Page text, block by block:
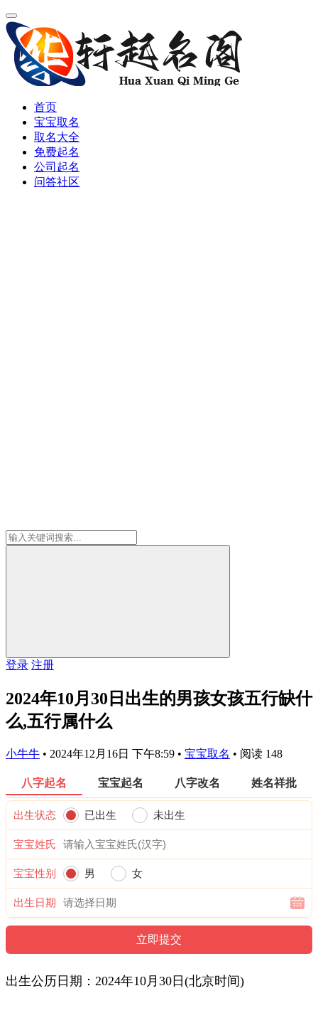
首页
宝宝取名
取名大全
免费起名
公司起名
问答社区
登录 注册
2024年10月30日出生的男孩女孩五行缺什
么,五行属什么
小牛牛 • 2024年12月16日 下午8:59 • 宝宝取名 • 阅读 148
八字起名 宝宝起名 八字改名 姓名祥批
出生状态 已出生 未出生
宝宝姓氏
宝宝性别 男 女
出生日期
出生公历日期：2024年10月30日(北京时间)